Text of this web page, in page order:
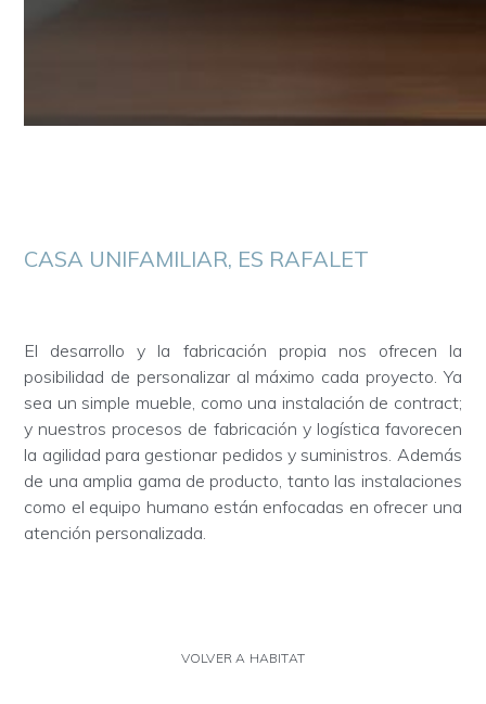
CASA UNIFAMILIAR, ES RAFALET
El desarrollo y la fabricación propia nos ofrecen la
posibilidad de personalizar al máximo cada proyecto. Ya
sea un simple mueble, como una instalación de contract;
y nuestros procesos de fabricación y logística favorecen
la agilidad para gestionar pedidos y suministros. Además
de una amplia gama de producto, tanto las instalaciones
como el equipo humano están enfocadas en ofrecer una
atención personalizada.
VOLVER A HABITAT